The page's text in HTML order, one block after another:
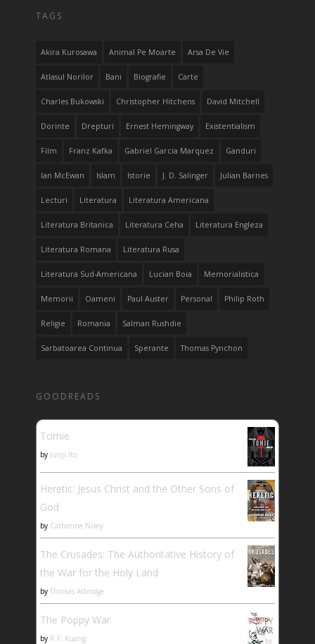
TAGS
Akira Kurosawa Animal Pe Moarte Arsa De Vie
Atlasul Norilor Bani Biografie Carte
Charles Bukowski Christopher Hitchens David Mitchell
Dorinte Drepturi Ernest Hemingway Existentialism
Film Franz Kafka Gabriel Garcia Marquez Ganduri
Ian McEwan Islam Istorie J. D. Salinger Julian Barnes
Lecturi Literatura Literatura Americana
Literatura Britanica Literatura Ceha Literatura Engleza
Literatura Romana Literatura Rusa
Literatura Sud-Americana Lucian Boia Memorialistica
Memorii Oameni Paul Auster Personal Philip Roth
Religie Romania Salman Rushdie
Sarbatoarea Continua Sperante Thomas Pynchon
GOODREADS
Tomie
by Junji Ito
Heretic: Jesus Christ and the Other Sons of
God
by Catherine Nixey
The Crusades: The Authoritative History of
the War for the Holy Land
by Thomas Asbridge
The Poppy War
by R.F. Kuang